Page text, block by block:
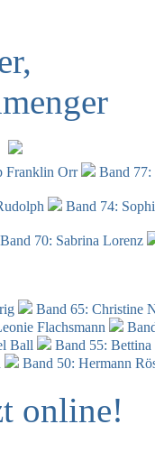
Franklin Orr
Band
Band 74:
Band 70: Sabrina Lorenz
Band 65: Christine
Flachsmann
Ball
Band 55:
Band 50: Hermann
online!